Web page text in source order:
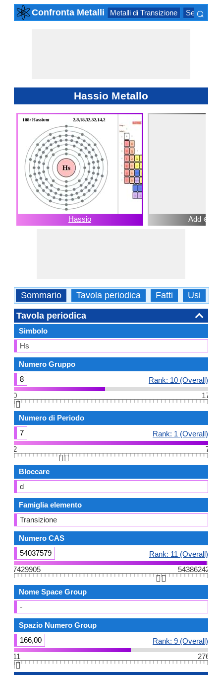
Confronta Metalli Metalli di Transizione Serie
⌕
Hassio Metallo
Hassio Add ⊕
Sommario Tavola periodica Fatti Usi
Tavola periodica
Simbolo
Hs
Numero Gruppo
8
Rank: 10 (Overall)
0
17
👆🏻
Numero di Periodo
7
Rank: 1 (Overall)
2
7
👆🏻
Bloccare
d
Famiglia elemento
Transizione
Numero CAS
54037579
Rank: 11 (Overall)
7429905
54386242
👆🏻
Nome Space Group
-
Spazio Numero Group
166,00
Rank: 9 (Overall)
11
276
👆🏻